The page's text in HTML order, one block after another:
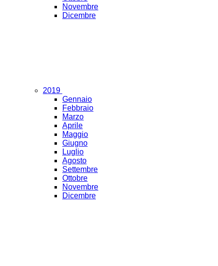
Novembre
Dicembre
2019
Gennaio
Febbraio
Marzo
Aprile
Maggio
Giugno
Luglio
Agosto
Settembre
Ottobre
Novembre
Dicembre